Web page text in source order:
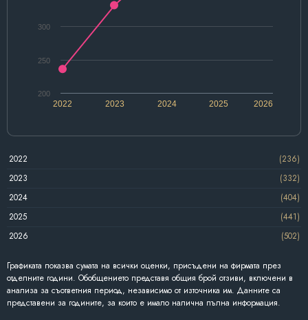
2022 2024 2026
2023 2025
200
250
300
2022
(236)
2023
(332)
2024
(404)
2025
(441)
2026
(502)
Графиката показва сумата на всички оценки, присъдени на фирмата през
отделните години. Обобщението представя общия брой отзиви, включени в
анализа за съответния период, независимо от източника им. Данните са
представени за годините, за които е имало налична пълна информация.